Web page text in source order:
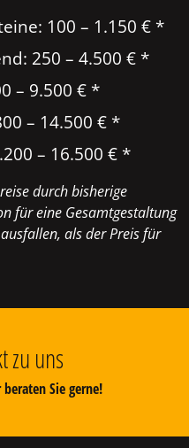
100 – 1.150 € *
250 – 4.500 € *
– 9.500 € *
– 14.500 € *
– 16.500 € *
durch bisherige
für eine Gesamtgestaltung
als der Preis für
zu uns
Sie gerne!